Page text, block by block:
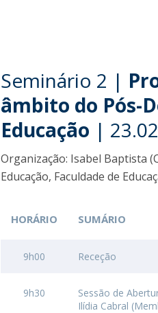
Seminário 2 |
âmbito do Pós-
Educação |
Organização: Isabel Baptista
Educação, Faculdade de
HORÁRIO SUMÁRIO
9h00 Receção
9h30
Sessão de
Ilídia Cabral